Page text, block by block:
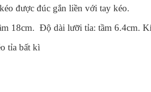
được đúc gắn liền với tay kéo.
18cm. Độ dài lưỡi tỉa: tầm 6.4cm.
tỉa bất kì